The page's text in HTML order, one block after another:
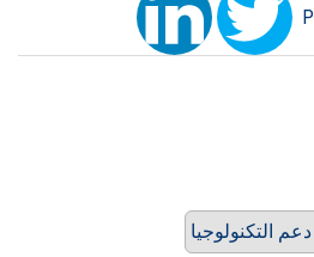
التكنولوجيا